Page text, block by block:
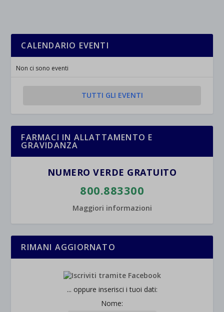
CALENDARIO EVENTI
Non ci sono eventi
TUTTI GLI EVENTI
FARMACI IN ALLATTAMENTO E
GRAVIDANZA
NUMERO VERDE GRATUITO
800.883300
Maggiori informazioni
RIMANI AGGIORNATO
... oppure inserisci i tuoi dati:
Nome: